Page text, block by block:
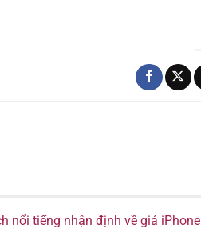
nổi tiếng nhận định về giá iPhone